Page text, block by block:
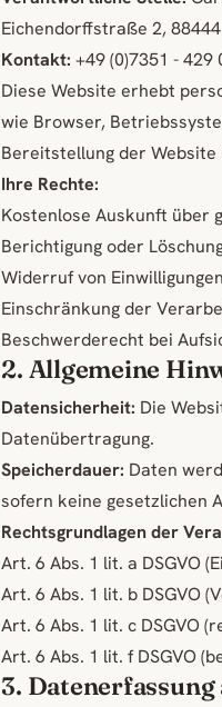
Eichendorffstraße 2,
Kontakt: +49 (0)7351 -
Diese Website erhebt
wie Browser,
Bereitstellung der
Ihre Rechte:
Kostenlose Auskunft über
Berichtigung oder
Widerruf von Einwilligungen
Einschränkung der
Beschwerderecht bei
2. Allgemeine
Datensicherheit: Die
Datenübertragung.
Speicherdauer: Daten
sofern keine gesetzlichen
Rechtsgrundlagen der
Art. 6 Abs. 1 lit. a DSGVO
Art. 6 Abs. 1 lit. b DSGVO
Art. 6 Abs. 1 lit. c DSGVO
Art. 6 Abs. 1 lit. f DSGVO
3.